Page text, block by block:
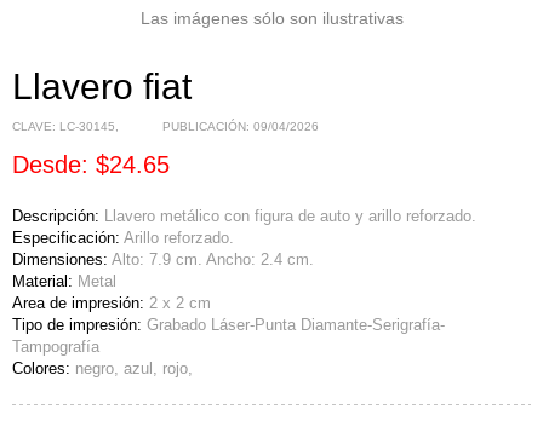
Las imágenes sólo son ilustrativas
Llavero fiat
CLAVE: LC-30145 PUBLICACIÓN: 09/04/2026
Desde: $24.65
Descripción: Llavero metálico con figura de auto y arillo reforzado.
Especificación: Arillo reforzado.
Dimensiones: Alto: 7.9 cm. Ancho: 2.4 cm.
Material: Metal
Area de impresión: 2 x 2 cm
Tipo de impresión: Grabado Láser-Punta Diamante-Serigrafía-
Tampografía
Colores: negro, azul, rojo,